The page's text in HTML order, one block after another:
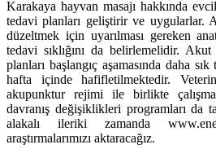
Karakaya hayvan masajı hakkında
tedavi planları geliştirir ve uygularlar.
düzeltmek için uyarılması gereken
tedavi sıklığını da belirlemelidir.
planları başlangıç aşamasında daha
hafta içinde hafifletilmektedir.
akupunktur rejimi ile birlikte
davranış değişiklikleri programları da
alakalı ileriki zamanda
araştırmalarımızı aktaracağız.